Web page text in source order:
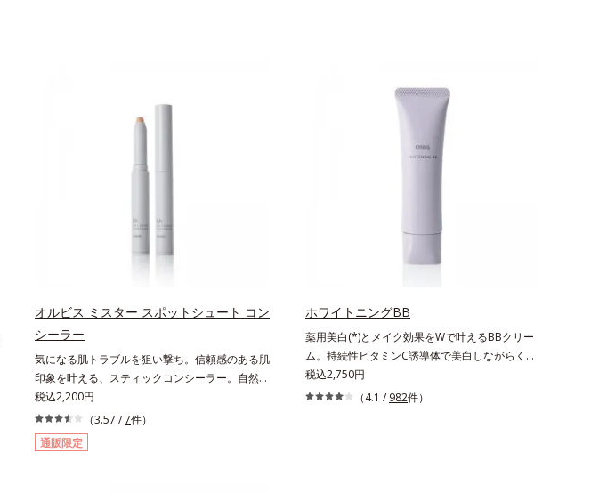
オルビス ミスター スポットシュート コン
シーラー
気になる肌トラブルを狙い撃ち。信頼感のある肌
印象を叶える、スティックコンシーラー。自然な
仕上がりとカバー力を両立させた、スティック状
のコンシーラーです。「6mm口径スポットシュ
ーター設計」で、まるでバスケのシュートを決め
るように、突然のニキビやシミ、クマなどの肌ト
税込2,200円
（3.57 /7件）
通販限定
ホワイトニングBB
薬用美白(*)とメイク効果をWで叶えるBBクリー
ム。持続性ビタミンC誘導体で美白しながらくす
みのない軽やか美肌を長時間キープ。メイクしな
がら日中美白(*)効果も発揮する、薬用美白BBク
税込2,750円
（4.1 / 982件）